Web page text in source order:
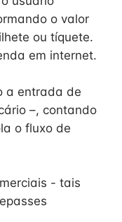
o valor
ou tíquete.
em internet.
a entrada de
–, contando
o fluxo de
- tais